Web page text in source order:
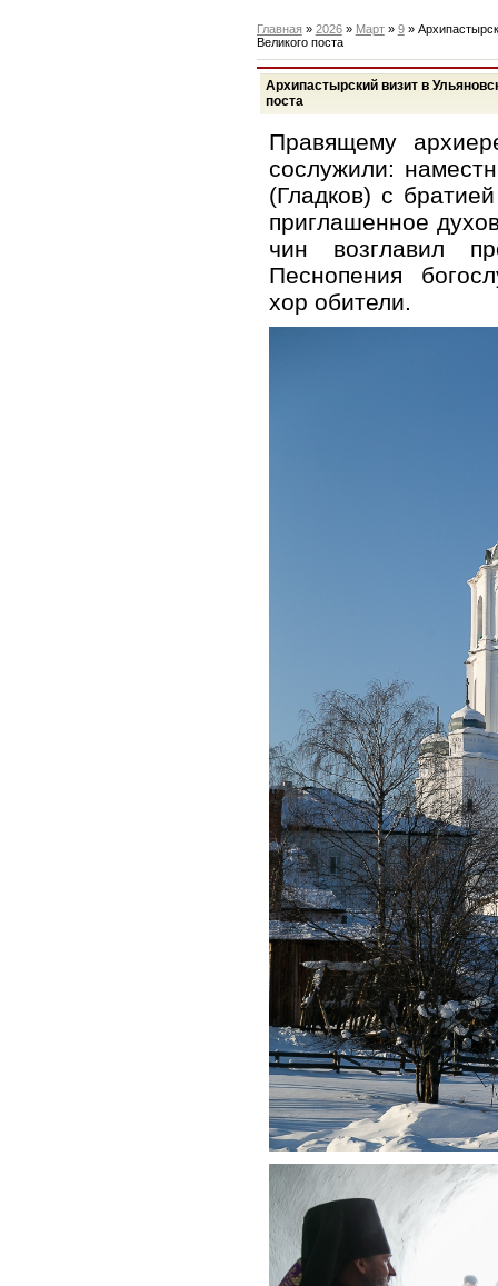
Главная » 2026 » Март » 9»
Великого поста
Архипастырский визит в
поста
Правящему
сослужили:
(Гладков) с
приглашенное
чин возглавил
Песнопения
хор обители.